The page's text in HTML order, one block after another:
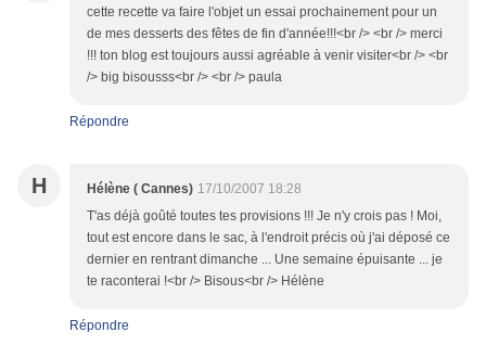
cette recette va faire l'objet un essai prochainement pour un
de mes desserts des fêtes de fin d'année!!!<br /> <br /> merci
!!! ton blog est toujours aussi agréable à venir visiter<br /> <br
/> big bisousss<br /> <br /> paula
Répondre
H Hélène ( Cannes) 17/10/2007 18:28
T'as déjà goûté toutes tes provisions !!! Je n'y crois pas ! Moi,
tout est encore dans le sac, à l'endroit précis où j'ai déposé ce
dernier en rentrant dimanche ... Une semaine épuisante ... je
te raconterai !<br /> Bisous<br /> Hélène
Répondre